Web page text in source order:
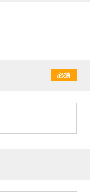
必須